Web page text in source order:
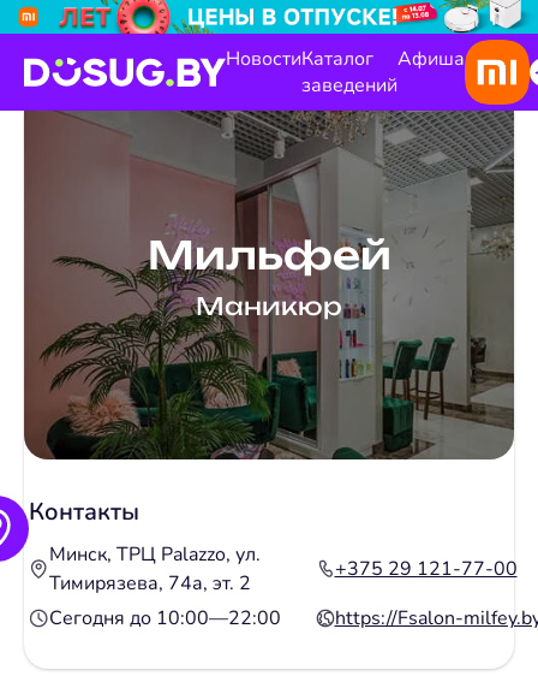
НовостиКаталог
заведений
Афиша
Мильфей
Маникюр
Контакты
Минск, ТРЦ Palazzo, ул.
Тимирязева, 74а, эт. 2
+375 29 121-77-00
Сегодня до 10:00—22:00
https://Fsalon-